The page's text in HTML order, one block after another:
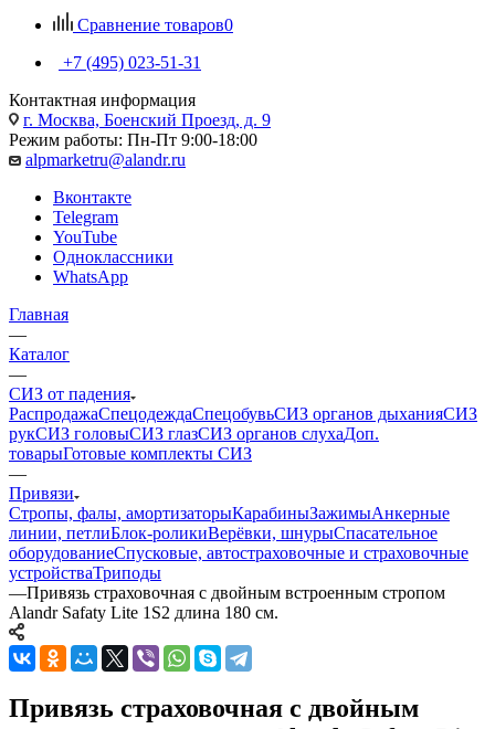
Сравнение товаров0
+7 (495) 023-51-31
Контактная информация
г. Москва, Боенский Проезд, д. 9
Режим работы: Пн-Пт 9:00-18:00
alpmarketru@alandr.ru
Вконтакте
Telegram
YouTube
Одноклассники
WhatsApp
Главная
—
Каталог
—
СИЗ от падения
РаспродажаСпецодеждаСпецобувьСИЗ органов дыханияСИЗ
рукСИЗ головыСИЗ глазСИЗ органов слухаДоп.
товарыГотовые комплекты СИЗ
—
Привязи
Стропы, фалы, амортизаторыКарабиныЗажимыАнкерные
линии, петлиБлок-роликиВерёвки, шнурыСпасательное
оборудованиеСпусковые, автостраховочные и страховочные
устройстваТриподы
—Привязь страховочная с двойным встроенным стропом
Alandr Safaty Lite 1S2 длина 180 см.
Привязь страховочная с двойным